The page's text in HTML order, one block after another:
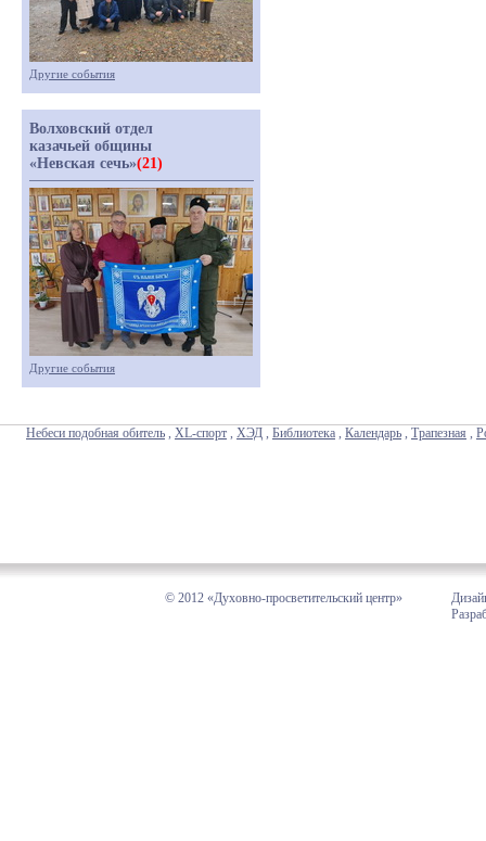
Другие события
Волховский отдел
казачьей общины
«Невская сечь»(21)
Другие события
Небеси подобная обитель , XL-спорт , ХЭД , Библиотека , Календарь , Трапезная ,
© 2012 «Духовно-просветительский центр»